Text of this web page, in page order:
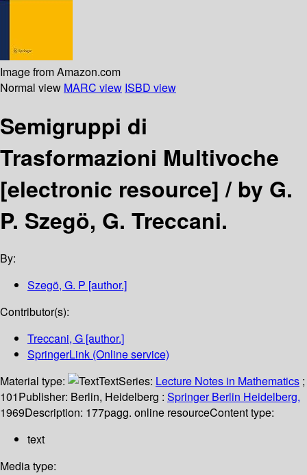
Image from Amazon.com
Normal view MARC view ISBD view
Semigruppi di
Trasformazioni Multivoche
[electronic resource] /by G.
P. Szegö, G. Treccani.
By:
Szegö, G. P [author.]
Contributor(s):
Treccani, G [author.]
SpringerLink (Online service)
Material type:
TextSeries: Lecture Notes in Mathematics ;
101Publisher: Berlin, Heidelberg : Springer Berlin Heidelberg,
1969Description: 177pagg. online resourceContent type:
text
Media type: